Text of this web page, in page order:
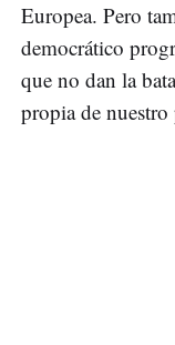
Europea. Pero
democrático
que no dan la
propia de